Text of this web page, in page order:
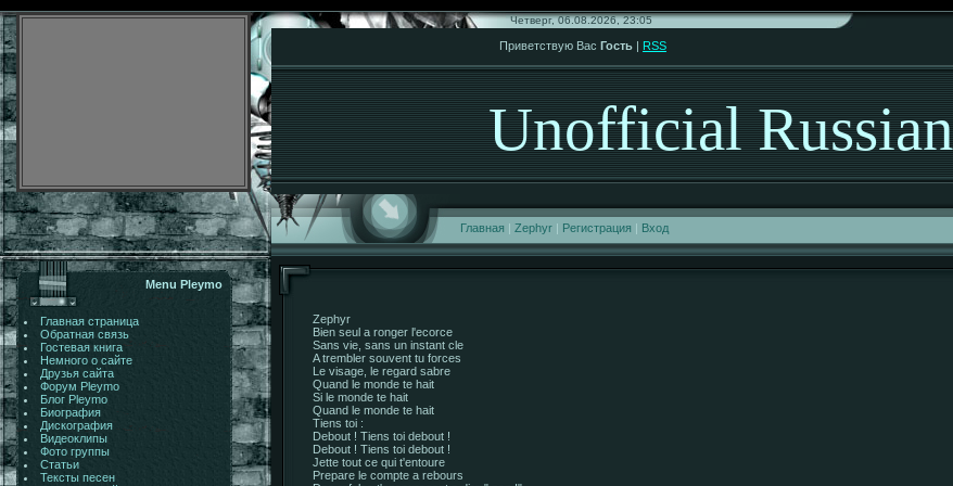
Четверг, 06.08.2026, 23:05
Приветствую Вас Гость | RSS
Unofficial
Главная | Zephyr | Регистрация | Вход
Menu Pleymo
Главная страница
Обратная связь
Гостевая книга
Немного о сайте
Друзья сайта
Форум Pleymo
Блог Pleymo
Биография
Дискография
Видеоклипы
Фото группы
Статьи
Тексты песен
Zephyr
Bien seul а ronger l'ecorce
Sans vie, sans un instant cle
A trembler souvent tu forces
Le visage, le regard sabre
Quand le monde te hait
Si le monde te hait
Quand le monde te hait
Tiens toi :
Debout ! Tiens toi debout !
Debout ! Tiens toi debout !
Jette tout ce qui t'entoure
Prepare le compte а rebours